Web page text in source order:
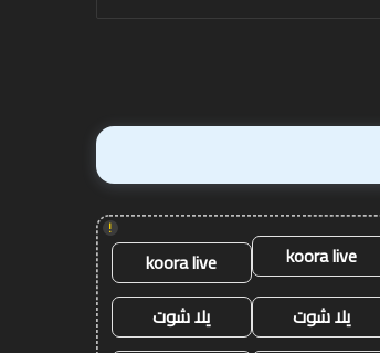
!
koora live
koora live
يلا شوت
يلا شوت